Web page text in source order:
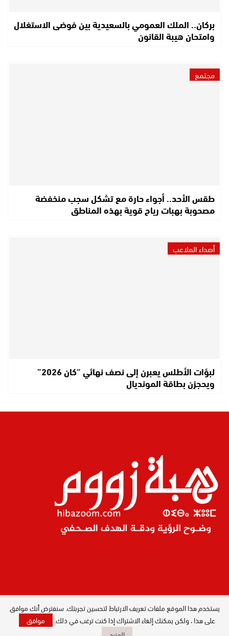
بركان.. الملك العمومي بالسعيدية بين فوضى الاستغلال
وامتحان هيبة القانون
مجتمع
طقس الأحد.. أجواء حارة مع تشكل سجب منخفضة
مصحوبة بهبات رياح قوية بهذه المناطق
أصداء الملاعب
لبؤات الأطلس يعبرن إلى نصف نهائي “كان 2026”
ويحجزن بطاقة المونديال
المدير العام : ليلى البصري بصيري / جميع
الحقوق محفوظة © 2026
يستخدم هذا الموقع ملفات تعريف الارتباط لتحسين تجربتك. سنفترض أنك موافق
على هذا ، ولكن يمكنك إلغاء الاشتراك إذا كنت ترغب في ذلك.
موافق